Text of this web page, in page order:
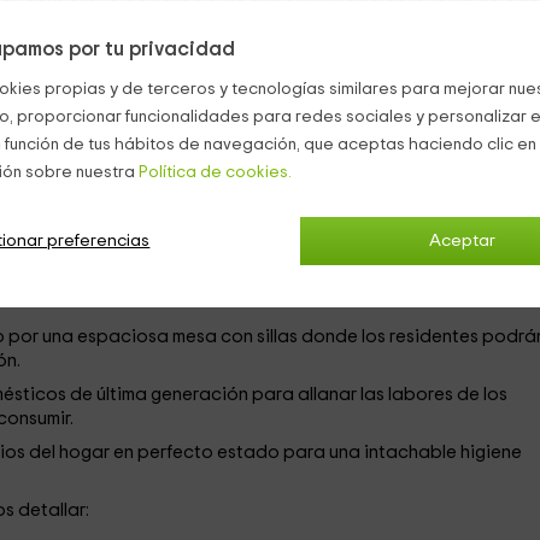
por tu privacidad
propias y de terceros y tecnologías similares para mejorar
proporcionar funcionalidades para redes sociales y personalizar
de tus hábitos de navegación, que aceptas haciendo clic
sobre nuestra Política de cookies.
Aceptar
preferencias
el alojamiento perfecto para aquellos inquilinos que quieran
la propiedad, esta residencia se puede precisar de la
personal de los huéspedes sea lo más grato y ameno
hogar donde sobresale una chimenea de leña que templa
una espaciosa mesa con sillas donde los residentes
de última generación para allanar las labores de los
del hogar en perfecto estado para una intachable higiene
detallar: